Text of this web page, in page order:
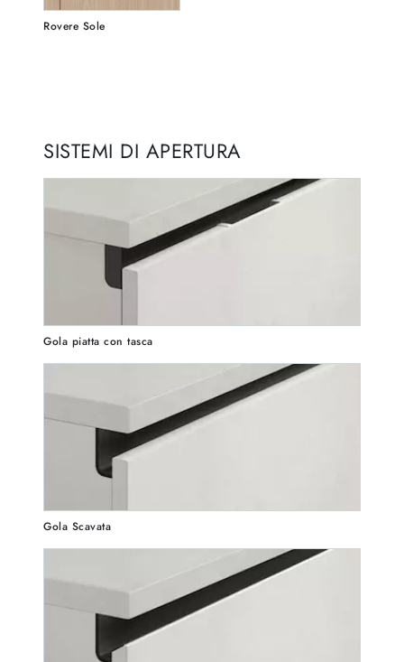
Rovere Sole
SISTEMI DI APERTURA
Gola piatta con tasca
Gola Scavata